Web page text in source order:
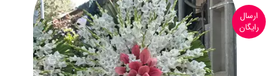
ارسال
رایگان